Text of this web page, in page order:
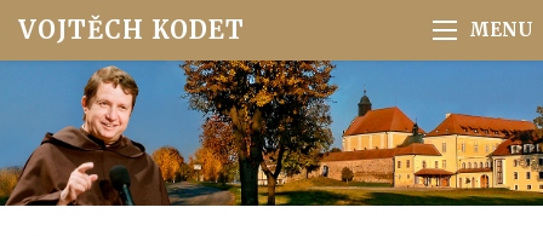
VOJTĚCH KODET